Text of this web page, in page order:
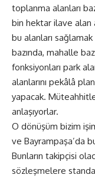
toplanma alanları
bin hektar ilave alan
bu alanları
bazında, mahalle
fonksiyonları park
alanlarını pekâlâ
yapacak.
anlaşıyorlar.
O dönüşüm bizim
ve Bayrampaşa’da
Bunların takipçisi
sözleşmelere